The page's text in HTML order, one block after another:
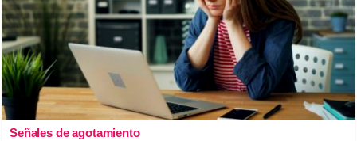
Señales de agotamiento